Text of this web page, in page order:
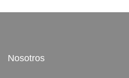
Nosotros